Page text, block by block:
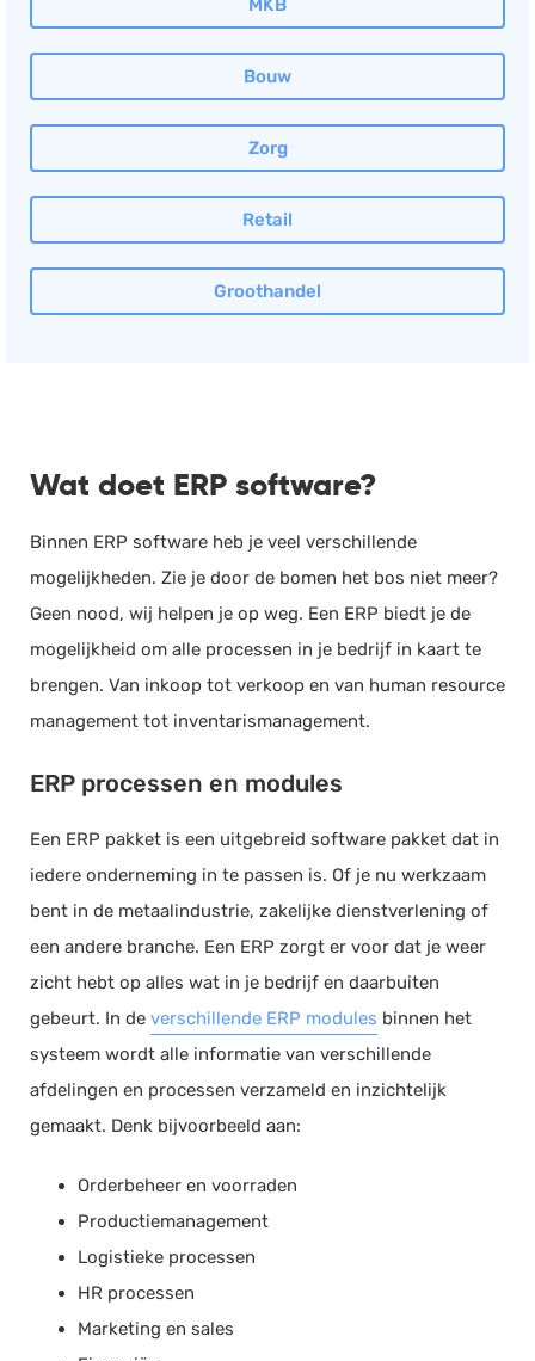
MKB
Bouw
Zorg
Retail
Groothandel
Wat doet ERP software?
Binnen ERP software heb je veel verschillende
mogelijkheden. Zie je door de bomen het bos niet meer?
Geen nood, wij helpen je op weg. Een ERP biedt je de
mogelijkheid om alle processen in je bedrijf in kaart te
brengen. Van inkoop tot verkoop en van human resource
management tot inventarismanagement.
ERP processen en modules
Een ERP pakket is een uitgebreid software pakket dat in
iedere onderneming in te passen is. Of je nu werkzaam
bent in de metaalindustrie, zakelijke dienstverlening of
een andere branche. Een ERP zorgt er voor dat je weer
zicht hebt op alles wat in je bedrijf en daarbuiten
gebeurt. In de verschillende ERP modules binnen het
systeem wordt alle informatie van verschillende
afdelingen en processen verzameld en inzichtelijk
gemaakt. Denk bijvoorbeeld aan:
Orderbeheer en voorraden
Productiemanagement
Logistieke processen
HR processen
Marketing en sales